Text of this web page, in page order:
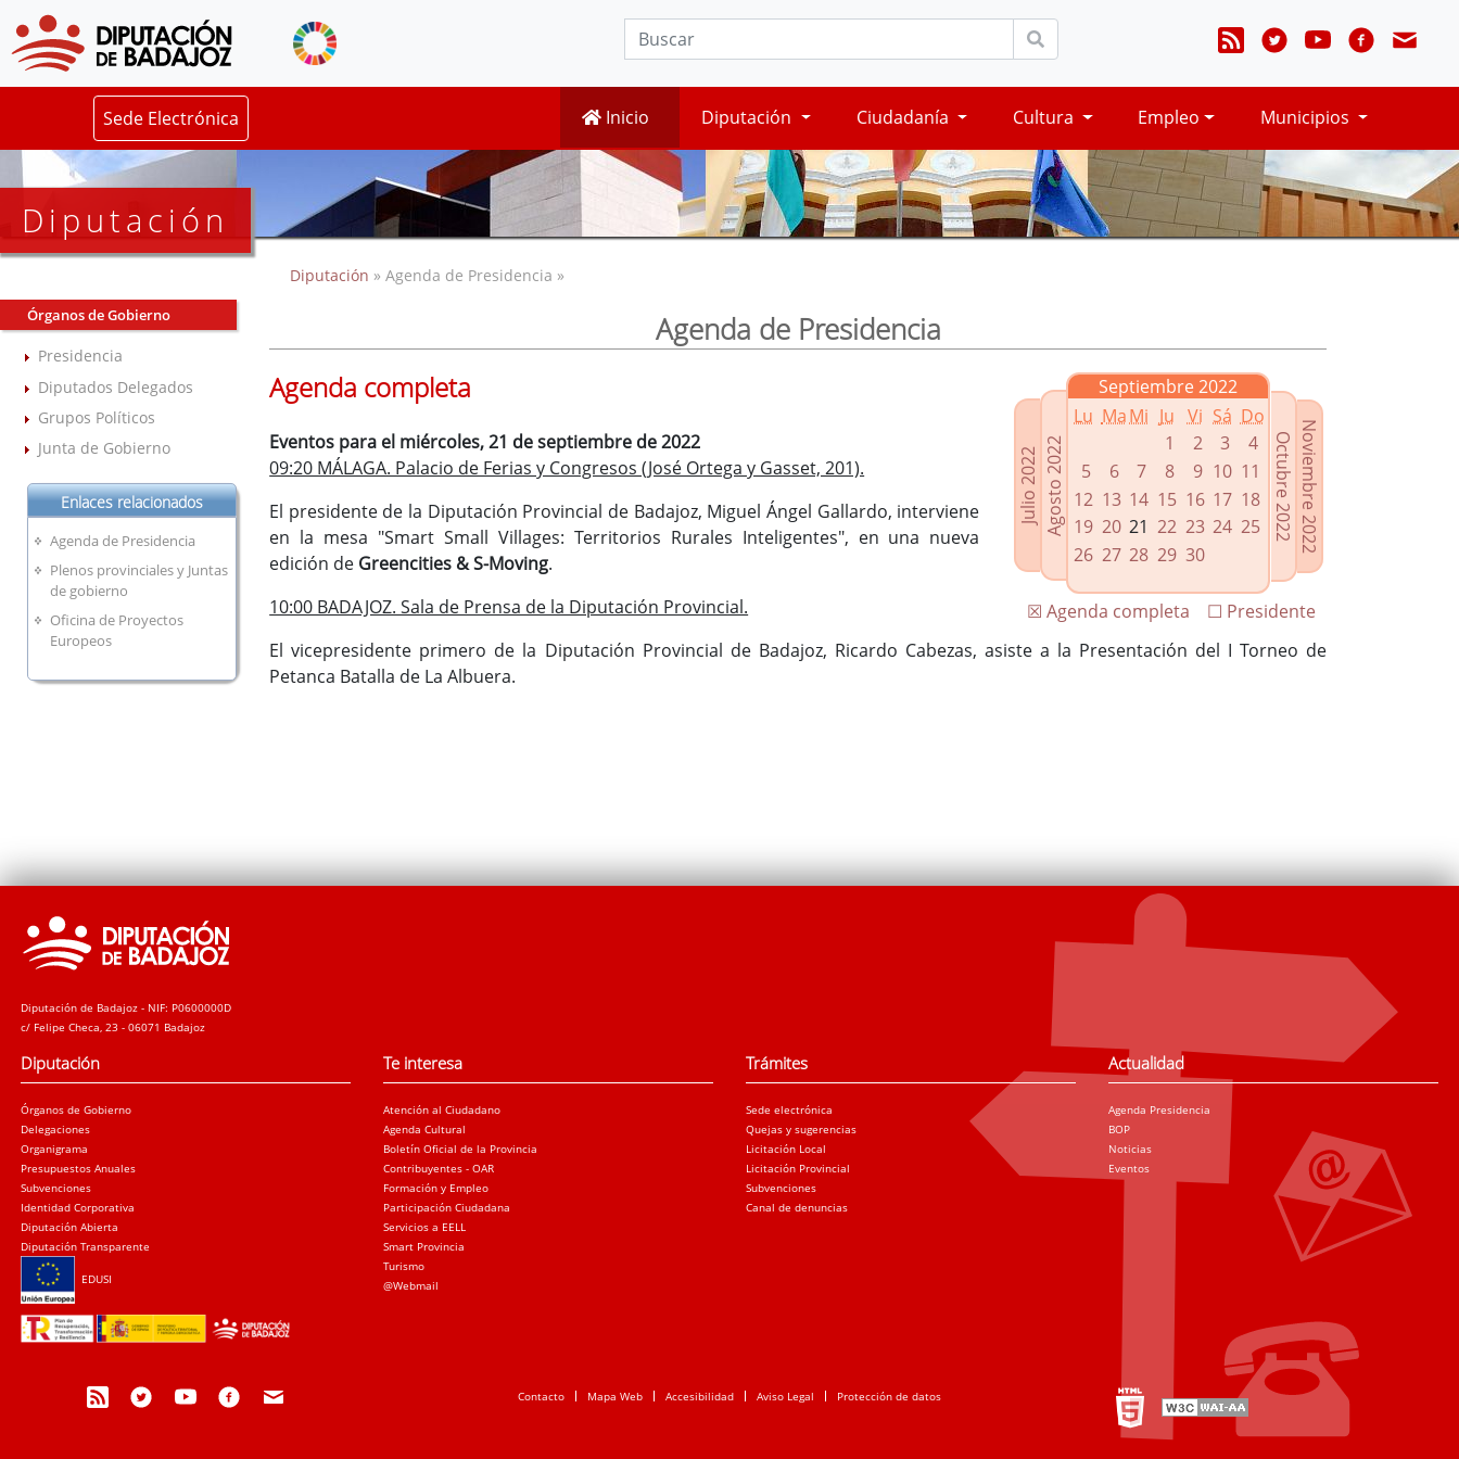
Sede Electrónica Inicio Diputación Ciudadanía Cultura Empleo Municipios
Diputación
Órganos de Gobierno
Presidencia
Diputados Delegados
Grupos Políticos
Junta de Gobierno
Enlaces relacionados
Agenda de Presidencia
Plenos provinciales y Juntas
de gobierno
Oficina de Proyectos
Europeos
Diputación » Agenda de Presidencia »
Agenda de Presidencia
Julio 2022Agosto 2022
Septiembre 2022
Lu MaMi Ju Vi Sá Do
1
2 3
4
5
6 7 8 9 10 11
12 13 14 15 16 17 18
19 20 21 22 23 24 25
26 27 28 29 30
Noviembre 2022
Octubre 2022
☐ Presidente
☒ Agenda completa
Agenda completa
Eventos para el miércoles, 21 de septiembre de 2022
09:20 MÁLAGA. Palacio de Ferias y Congresos (José Ortega y Gasset, 201).
El presidente de la Diputación Provincial de Badajoz, Miguel Ángel Gallardo, interviene
en la mesa "Smart Small Villages: Territorios Rurales Inteligentes", en una nueva
edición de Greencities & S-Moving.
10:00 BADAJOZ. Sala de Prensa de la Diputación Provincial.
El vicepresidente primero de la Diputación Provincial de Badajoz, Ricardo Cabezas, asiste a la Presentación del I Torneo de
Petanca Batalla de La Albuera.
Diputación de Badajoz - NIF: P0600000D
c/ Felipe Checa, 23 - 06071 Badajoz
Diputación
Órganos de Gobierno
Delegaciones
Organigrama
Presupuestos Anuales
Subvenciones
Identidad Corporativa
Diputación Abierta
Diputación Transparente
EDUSI
Te interesa
Atención al Ciudadano
Agenda Cultural
Boletín Oficial de la Provincia
Contribuyentes - OAR
Formación y Empleo
Participación Ciudadana
Servicios a EELL
Smart Provincia
Turismo
@Webmail
Trámites
Sede electrónica
Quejas y sugerencias
Licitación Local
Licitación Provincial
Subvenciones
Canal de denuncias
Actualidad
Agenda Presidencia
BOP
Noticias
Eventos
Contacto Mapa Web Accesibilidad Aviso Legal Protección de datos